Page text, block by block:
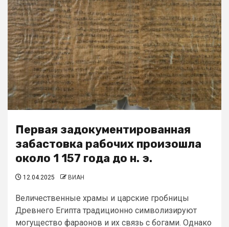
Первая задокументированная
забастовка рабочих произошла
около 1 157 года до н. э.
12.04.2025 ВИАН
Величественные храмы и царские гробницы
Древнего Египта традиционно символизируют
могущество фараонов и их связь с богами. Однако